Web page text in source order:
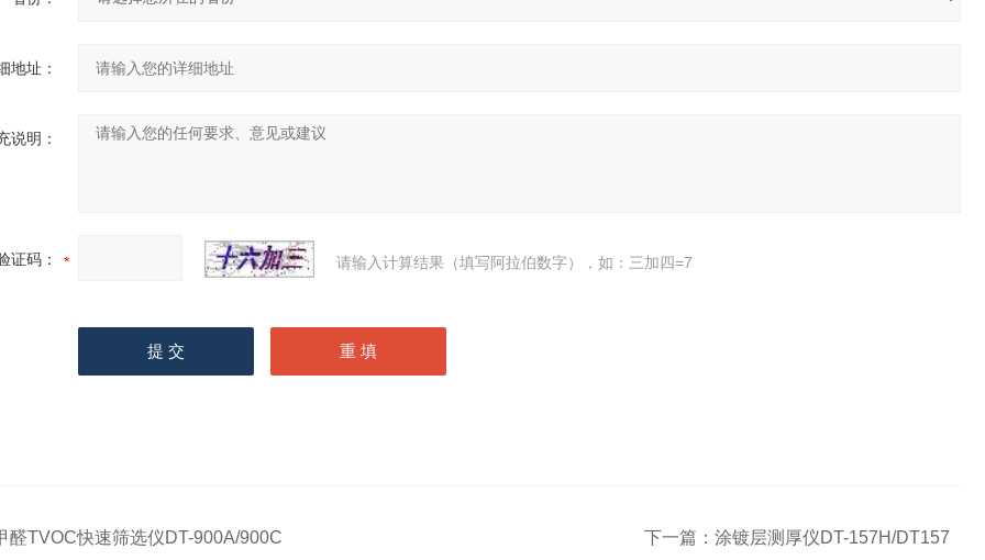
地址：
说明：
证码： 请输入计算结果（填写阿拉伯数字），如：三加四=7
醛TVOC快速筛选仪DT-900A/900C 下一篇： 涂镀层测厚仪DT-157H/DT157